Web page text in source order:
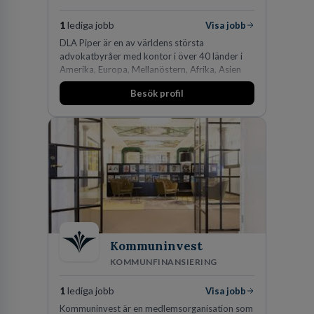
1lediga jobb
Visa jobb
DLA Piper är en av världens största
advokatbyråer med kontor i över 40 länder i
Amerika, Europa, Mellanöstern, Afrika, Asien
och Oceanien. Vi är specialister inom
affärsjuridikens alla områden och vi har några
fler än 450 jurister på fem kontor i Stockholm,
Köpenhamn, Århus, Oslo och Helsingfors kan vi
på DLA Piper erbjuda våra klienter en unik,
effektiv och gränsöverskridande nordisk
expertis. På vårt kontor i centrala Stockholm är
vi idag drygt 240 medarbetare.
Besök profil
Kommuninvest
KOMMUNFINANSIERING
1lediga jobb
Visa jobb
Kommuninvest är en medlemsorganisation som